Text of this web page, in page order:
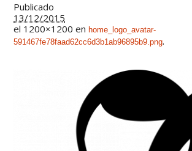
Publicado
13/12/2015
el 1200×1200 enhome_logo_avatar-
591467fe78faad62cc6d3b1ab96895b9.png.